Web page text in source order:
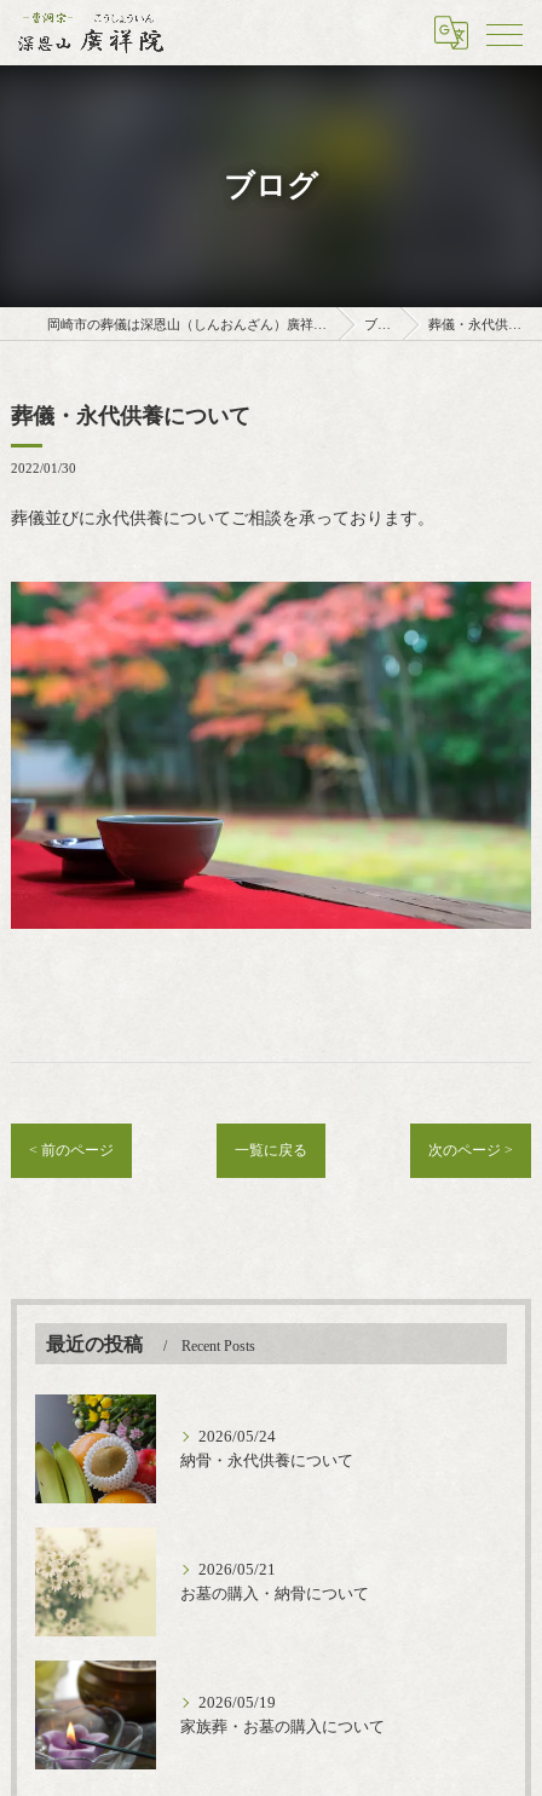
ブログ
岡崎市の葬儀は深恩山（しんおんざん）廣祥院（こうしょういん） ブログ 葬儀・永代供養について
葬儀・永代供養について
2022/01/30
葬儀並びに永代供養についてご相談を承っております。
< 前のページ 一覧に戻る 次のページ >
最近の投稿 Recent Posts
2026/05/24
納骨・永代供養について
2026/05/21
お墓の購入・納骨について
2026/05/19
家族葬・お墓の購入について